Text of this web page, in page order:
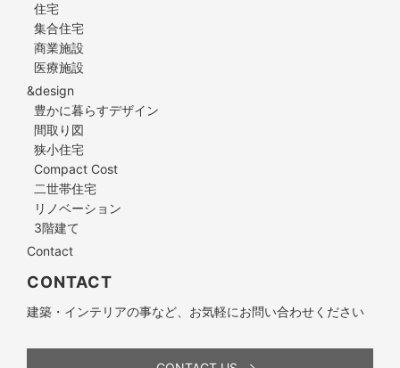
住宅
集合住宅
商業施設
医療施設
&design
豊かに暮らすデザイン
間取り図
狭小住宅
Compact Cost
二世帯住宅
リノベーション
3階建て
Contact
CONTACT
建築・インテリアの事など、お気軽にお問い合わせください